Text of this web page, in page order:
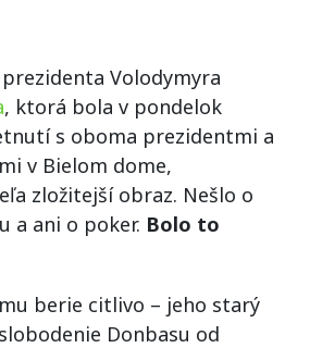
Volodymyra
, ktorá bola v pondelok
s oboma prezidentmi a
v Bielom dome,
zložitejší obraz. Nešlo o
a ani o poker. Bolo to
berie citlivo – jeho starý
Donbasu od